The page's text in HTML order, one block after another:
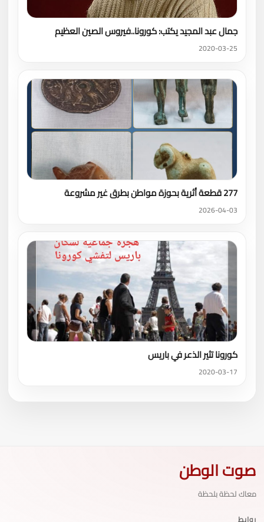
جمال عبد المجيد يكتب: كورونا..فيروس الصين العظيم
2020-03-25
277 قطعة أثرية بحوزة مواطن بطرق غير مشروعة
2026-04-03
كورونا تثير الذعر في باريس
2020-03-17
صوت الوطن
معاك لحظة بلحظة